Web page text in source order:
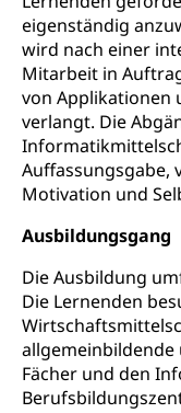
eigenständig
wird nach einer
Mitarbeit in
von Applikationen
verlangt. Die
Auffassungsgabe,
Motivation und
Ausbildungsgang
Die Ausbildung
Die Lernenden
Fächer und den
FMS
Finanzielle
Pflege
Finanzielle
Universität
Technische
universitäre
Hochschule,
Weiterbildung,
Dienstleistungen,
Fachhochschule
Pädagogische
swissuniversities
Hochschulen)
Vorschule
Kindergarten,
Freiwilliges